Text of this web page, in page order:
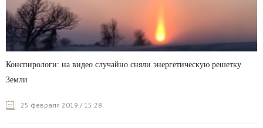
Конспирологи: на видео случайно сняли энергетическую решетку
Земли
25 февраля 2019 / 15:28